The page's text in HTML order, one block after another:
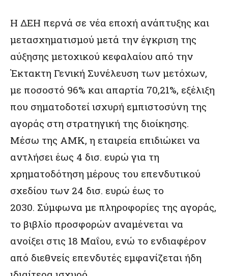
Η ΔΕΗ περνά σε νέα εποχή ανάπτυξης και
μετασχηματισμού μετά την έγκριση της
αύξησης μετοχικού κεφαλαίου από την
Έκτακτη Γενική Συνέλευση των μετόχων,
με ποσοστό 96% και απαρτία 70,21%, εξέλιξη
που σηματοδοτεί ισχυρή εμπιστοσύνη της
αγοράς στη στρατηγική της διοίκησης.
Μέσω της ΑΜΚ, η εταιρεία επιδιώκει να
αντλήσει έως 4 δισ. ευρώ για τη
χρηματοδότηση μέρους του επενδυτικού
σχεδίου των 24 δισ. ευρώ έως το
2030. Σύμφωνα με πληροφορίες της αγοράς,
το βιβλίο προσφορών αναμένεται να
ανοίξει στις 18 Μαΐου, ενώ το ενδιαφέρον
από διεθνείς επενδυτές εμφανίζεται ήδη